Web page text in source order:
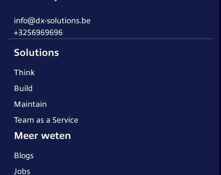
info@dx-solutions.be
+3256969696
Solutions
Think
Build
Maintain
Team as a Service
Meer weten
Blogs
Jobs